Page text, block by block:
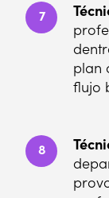
7
plan
flujo
8